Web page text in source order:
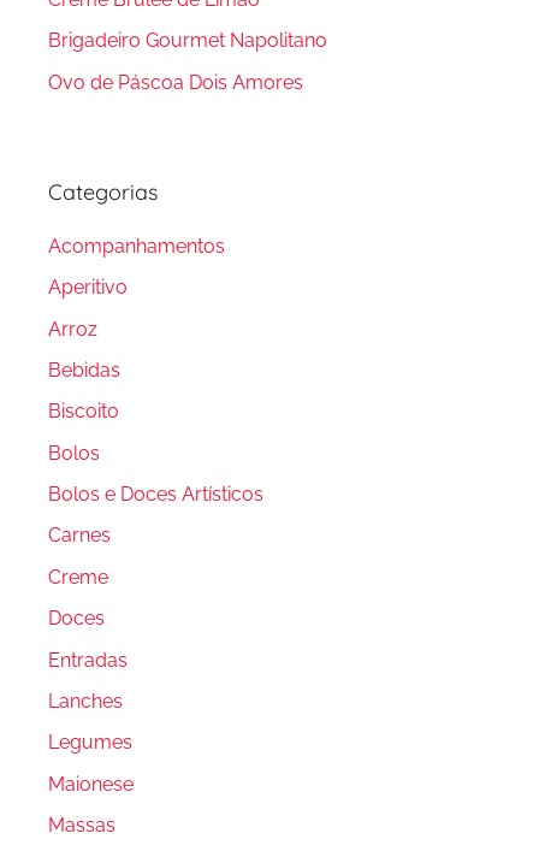
Brigadeiro Gourmet Napolitano
Ovo de Páscoa Dois Amores
Categorias
Acompanhamentos
Aperitivo
Arroz
Bebidas
Biscoito
Bolos
Bolos e Doces Artísticos
Carnes
Creme
Doces
Entradas
Lanches
Legumes
Maionese
Massas